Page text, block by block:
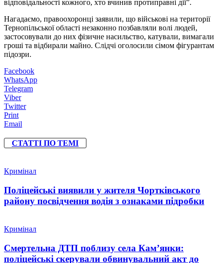
відповідальності кожного, хто вчинив протиправні дії”.
Нагадаємо, правоохоронці заявили, що військові на території
Тернопільської області незаконно позбавляли волі людей,
застосовували до них фізичне насильство, катували, вимагали
гроші та відбирали майно. Слідчі оголосили сімом фігурантам
підозри.
Facebook
WhatsApp
Telegram
Viber
Twitter
Print
Email
СТАТТІ ПО ТЕМІ
Кримінал
Поліцейські виявили у жителя Чортківського
району посвідчення водія з ознаками підробки
Кримінал
Смертельна ДТП поблизу села Кам’янки:
поліцейські скерували обвинувальний акт до